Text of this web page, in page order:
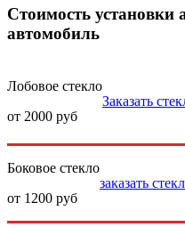
Стоимость установки
автомобиль
Лобовое стекло
от 2000 руб
Заказать
Боковое стекло
от 1200 руб
заказать